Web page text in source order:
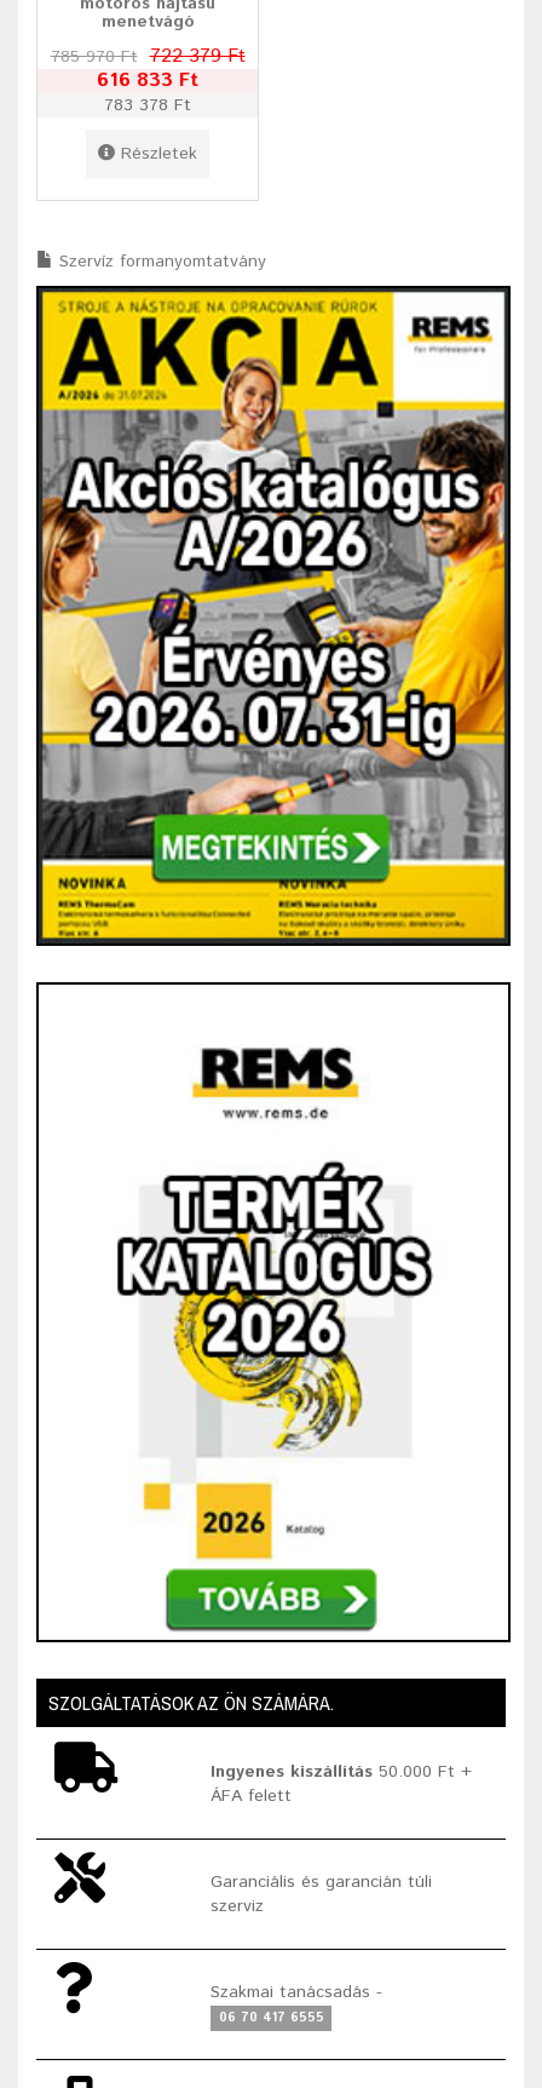
menetvágó
785 970 Ft 722 379 Ft
616 833 Ft
783 378 Ft
Részletek
Szervíz formanyomtatvány
SZOLGÁLTATÁSOK AZ ÖN SZÁMÁRA.
Ingyenes kiszállítás 50.000 Ft +
ÁFA felett
Garanciális és garancián túli
szerviz
Szakmai tanácsadás -
06 70 417 6555